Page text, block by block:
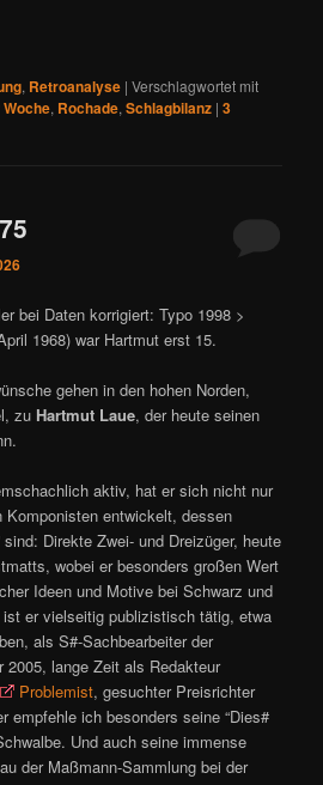
, Retroanalyse |Verschlagwortet mit
, Rochade,Schlagbilanz |3
bei Daten korrigiert: Typo 1998 >
1968) war Hartmut erst 15.
gehen in den hohen Norden,
zu Hartmut Laue, der heute seinen
aktiv, hat er sich nicht nur
Komponisten entwickelt, dessen
sind: Direkte Zwei- und Dreizüger, heute
wobei er besonders großen Wert
Ideen und Motive bei Schwarz und
er vielseitig publizistisch tätig, etwa
als S#-Sachbearbeiter der
2005, lange Zeit als Redakteur
Problemist, gesuchter Preisrichter
empfehle ich besonders seine “Dies#
Und auch seine immense
der Maßmann-Sammlung bei der